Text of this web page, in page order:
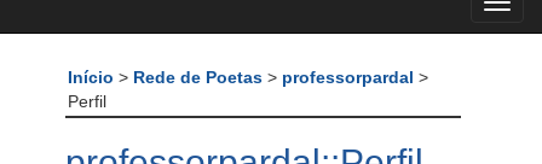
Início > Rede de Poetas > professorpardal >
Perfil